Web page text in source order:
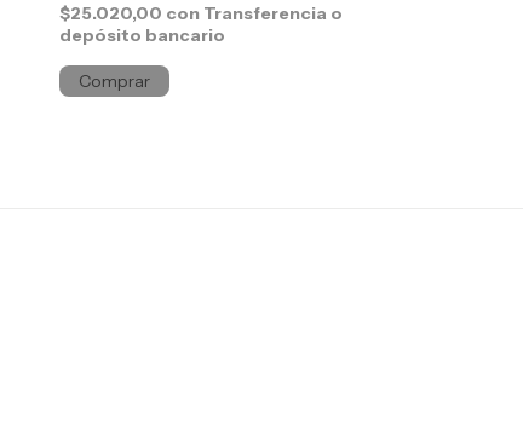
$25.020,00 con Transferencia o
depósito bancario
Comprar